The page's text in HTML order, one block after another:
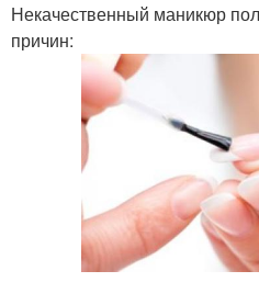
Некачественный маникюр
причин: